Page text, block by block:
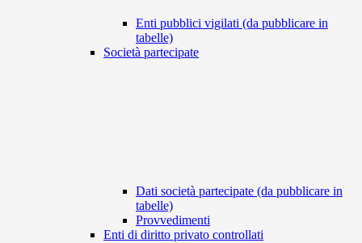
Enti pubblici vigilati (da pubblicare in
tabelle)
Società partecipate
Dati società partecipate (da pubblicare in
tabelle)
Provvedimenti
Enti di diritto privato controllati